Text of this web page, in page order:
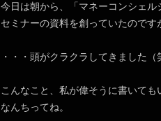
今日は朝から、「マネーコンシェル
セミナーの資料を創っていたのです
・・・頭がクラクラしてきました（
こんなこと、私が偉そうに書いても
なんちってね。